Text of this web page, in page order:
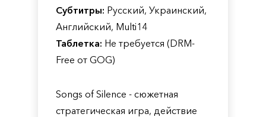
Субтитры: Русский, Украинский,
Английский, Multi14
Таблетка: Не требуется (DRM-
Free от GOG)
Songs of Silence - сюжетная
стратегическая игра, действие